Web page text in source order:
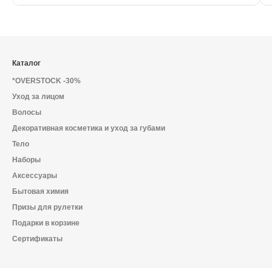
Каталог
*OVERSTOCK -30%
Уход за лицом
Волосы
Декоративная косметика и уход за губами
Тело
Наборы
Аксессуары
Бытовая химия
Призы для рулетки
Подарки в корзине
Сертификаты